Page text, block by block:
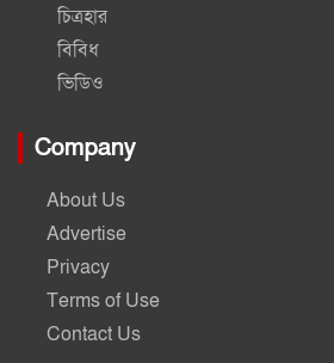
চিত্রহার
বিবিধ
ভিডিও
Company
About Us
Advertise
Privacy
Terms of Use
Contact Us